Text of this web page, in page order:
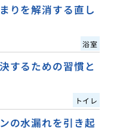
りを解消する直し
浴室
するための習慣と
トイレ
の水漏れを引き起